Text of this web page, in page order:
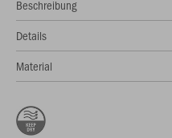
Beschreibung
Details
Material